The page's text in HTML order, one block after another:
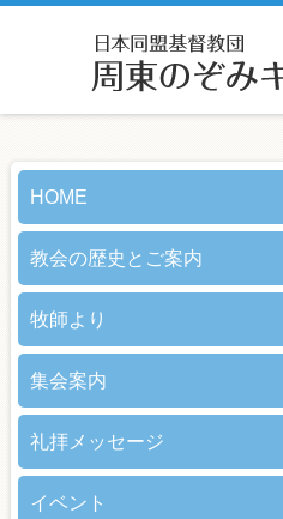
HOME
教会の歴史とご案内
牧師より
集会案内
礼拝メッセージ
イベント